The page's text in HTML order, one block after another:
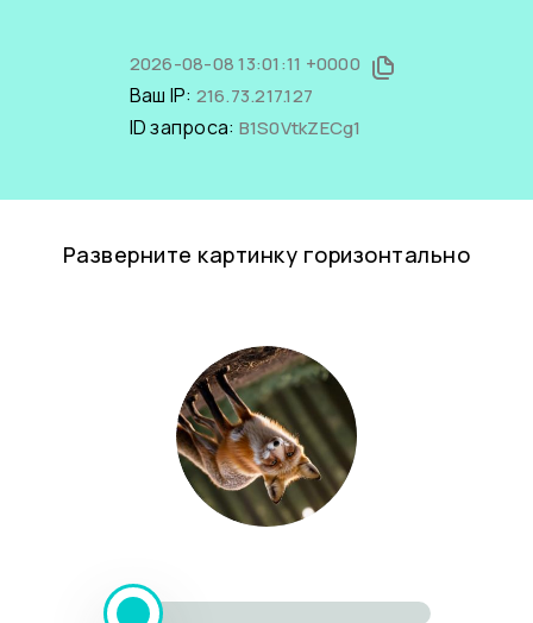
2026-08-08 13:01:11 +0000
Ваш IP: 216.73.217.127
ID запроса: B1S0VtkZECg1
Разверните картинку горизонтально